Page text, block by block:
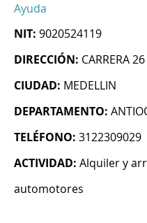
Ayuda
NIT: 9020524119
DIRECCIÓN: CARRERA
CIUDAD: MEDELLIN
DEPARTAMENTO:
TELÉFONO: 3122309029
ACTIVIDAD: Alquiler y
automotores